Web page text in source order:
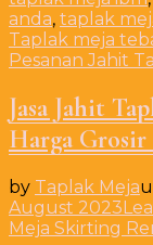
anda, taplak
Taplak meja
Pesanan Jahit
Jasa Jahit
Harga Grosir
by Taplak Meja
August 2023
Meja Skirting